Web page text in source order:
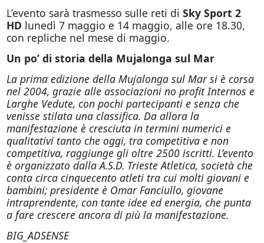
L’evento sarà trasmesso sulle reti di Sky Sport 2
HD lunedì 7 maggio e 14 maggio, alle ore 18.30,
con repliche nel mese di maggio.
Un po’ di storia della Mujalonga sul Mar
La prima edizione della Mujalonga sul Mar si è corsa
nel 2004, grazie alle associazioni no profit Internos e
Larghe Vedute, con pochi partecipanti e senza che
venisse stilata una classifica. Da allora la
manifestazione è cresciuta in termini numerici e
qualitativi tanto che oggi, tra competitiva e non
competitiva, raggiunge gli oltre 2500 iscritti. L’evento
è organizzato dalla A.S.D. Trieste Atletica, società che
conta circa cinquecento atleti tra cui molti giovani e
bambini; presidente è Omar Fanciullo, giovane
intraprendente, con tante idee ed energia, che punta
a fare crescere ancora di più la manifestazione.
BIG_ADSENSE